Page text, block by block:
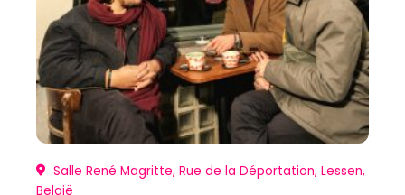
Salle René Magritte, Rue de la Déportation, Lessen,
België